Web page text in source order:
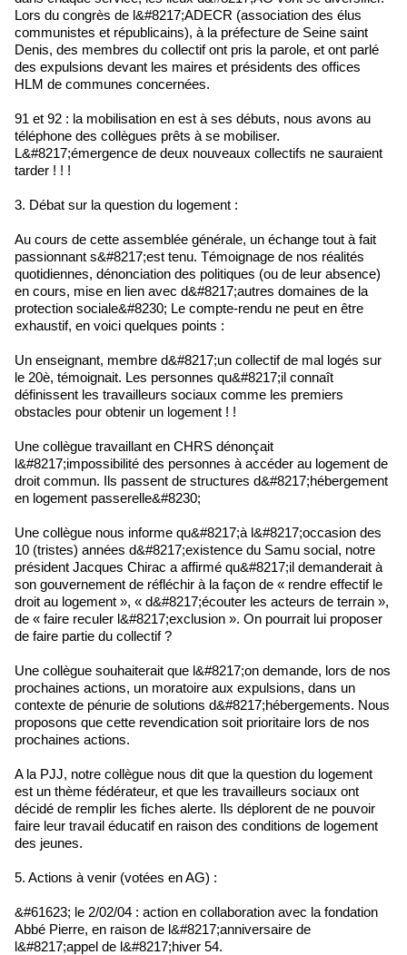
Lors du congrès de l&#8217;ADECR (association des élus
communistes et républicains), à la préfecture de Seine saint
Denis, des membres du collectif ont pris la parole, et ont parlé
des expulsions devant les maires et présidents des offices
HLM de communes concernées.
91 et 92 : la mobilisation en est à ses débuts, nous avons au
téléphone des collègues prêts à se mobiliser.
L&#8217;émergence de deux nouveaux collectifs ne sauraient
tarder ! ! !
3. Débat sur la question du logement :
Au cours de cette assemblée générale, un échange tout à fait
passionnant s&#8217;est tenu. Témoignage de nos réalités
quotidiennes, dénonciation des politiques (ou de leur absence)
en cours, mise en lien avec d&#8217;autres domaines de la
protection sociale&#8230; Le compte-rendu ne peut en être
exhaustif, en voici quelques points :
Un enseignant, membre d&#8217;un collectif de mal logés sur
le 20è, témoignait. Les personnes qu&#8217;il connaît
définissent les travailleurs sociaux comme les premiers
obstacles pour obtenir un logement ! !
Une collègue travaillant en CHRS dénonçait
l&#8217;impossibilité des personnes à accéder au logement de
droit commun. Ils passent de structures d&#8217;hébergement
en logement passerelle&#8230;
Une collègue nous informe qu&#8217;à l&#8217;occasion des
10 (tristes) années d&#8217;existence du Samu social, notre
président Jacques Chirac a affirmé qu&#8217;il demanderait à
son gouvernement de réfléchir à la façon de « rendre effectif le
droit au logement », « d&#8217;écouter les acteurs de terrain »,
de « faire reculer l&#8217;exclusion ». On pourrait lui proposer
de faire partie du collectif ?
Une collègue souhaiterait que l&#8217;on demande, lors de nos
prochaines actions, un moratoire aux expulsions, dans un
contexte de pénurie de solutions d&#8217;hébergements. Nous
proposons que cette revendication soit prioritaire lors de nos
prochaines actions.
A la PJJ, notre collègue nous dit que la question du logement
est un thème fédérateur, et que les travailleurs sociaux ont
décidé de remplir les fiches alerte. Ils déplorent de ne pouvoir
faire leur travail éducatif en raison des conditions de logement
des jeunes.
5. Actions à venir (votées en AG) :
&#61623; le 2/02/04 : action en collaboration avec la fondation
Abbé Pierre, en raison de l&#8217;anniversaire de
l&#8217;appel de l&#8217;hiver 54.